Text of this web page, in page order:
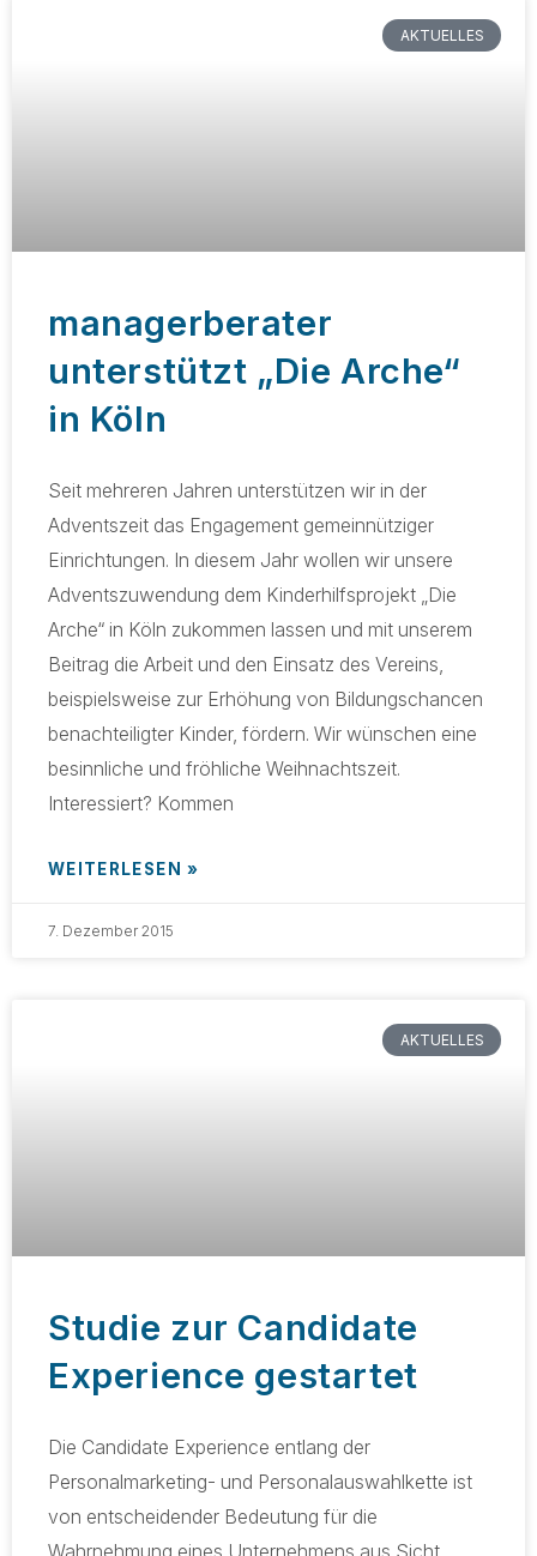
AKTUELLES
managerberater
unterstützt „Die Arche“
in Köln
Seit mehreren Jahren unterstützen wir in der
Adventszeit das Engagement gemeinnütziger
Einrichtungen. In diesem Jahr wollen wir unsere
Adventszuwendung dem Kinderhilfsprojekt „Die
Arche“ in Köln zukommen lassen und mit unserem
Beitrag die Arbeit und den Einsatz des Vereins,
beispielsweise zur Erhöhung von Bildungschancen
benachteiligter Kinder, fördern. Wir wünschen eine
besinnliche und fröhliche Weihnachtszeit.
Interessiert? Kommen
WEITERLESEN »
7. Dezember 2015
AKTUELLES
Studie zur Candidate
Experience gestartet
Die Candidate Experience entlang der
Personalmarketing- und Personalauswahlkette ist
von entscheidender Bedeutung für die